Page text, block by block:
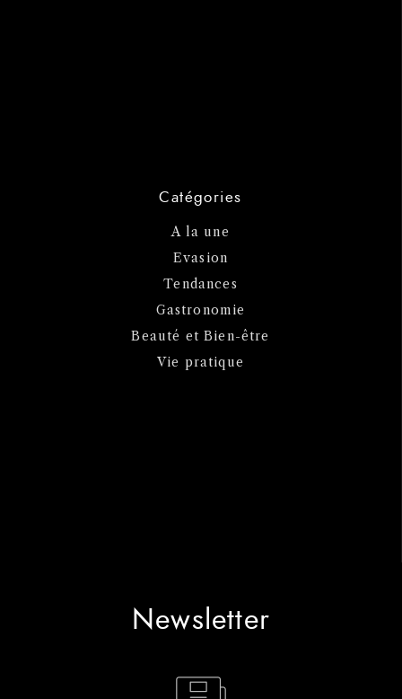
Catégories
A la une
Evasion
Tendances
Gastronomie
Beauté et Bien-être
Vie pratique
Newsletter